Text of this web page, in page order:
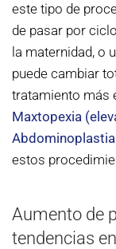
este tipo de
de pasar por
la maternidad, o
puede cambiar
tratamiento más
Maxtopexia
estos
Aumento de
tendencias